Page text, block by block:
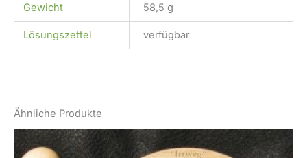
Gewicht 58,5 g
Lösungszettel verfügbar
Ähnliche Produkte